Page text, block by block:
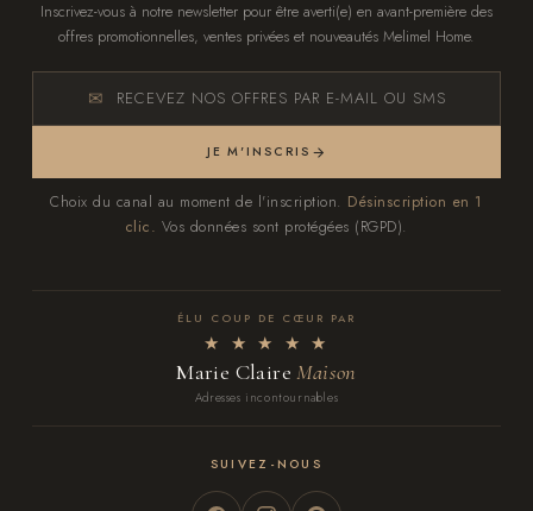
Inscrivez-vous à notre newsletter pour être averti(e) en avant-première des
offres promotionnelles, ventes privées et nouveautés Melimel Home.
RECEVEZ NOS OFFRES PAR E-MAIL OU SMS
JE M'INSCRIS
Choix du canal au moment de l'inscription. Désinscription en 1
clic. Vos données sont protégées (RGPD).
ÉLU COUP DE CŒUR PAR
★ ★ ★ ★ ★
Marie ClaireMaison
Adresses incontournables
SUIVEZ-NOUS